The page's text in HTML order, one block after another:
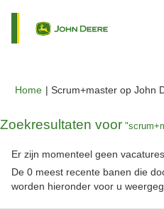
Home | Scrum+master op John
Zoekresultaten voor
Er zijn momenteel geen
De 0 meest recente banen die
worden hieronder voor u